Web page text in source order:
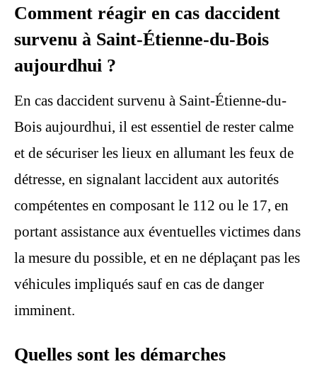
Comment réagir en cas daccident
survenu à Saint-Étienne-du-Bois
aujourdhui ?
En cas daccident survenu à Saint-Étienne-du-
Bois aujourdhui, il est essentiel de rester calme
et de sécuriser les lieux en allumant les feux de
détresse, en signalant laccident aux autorités
compétentes en composant le 112 ou le 17, en
portant assistance aux éventuelles victimes dans
la mesure du possible, et en ne déplaçant pas les
véhicules impliqués sauf en cas de danger
imminent.
Quelles sont les démarches